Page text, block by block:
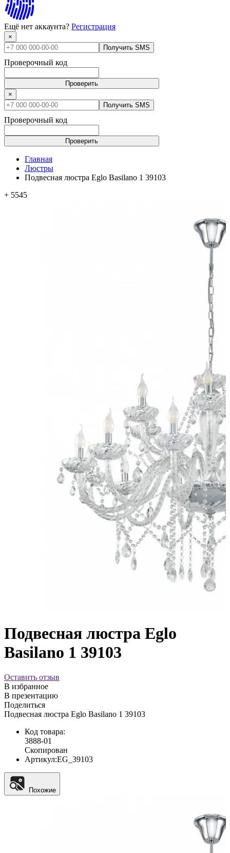
Ещё нет аккаунта? Регистрация
×
Получить SMS
Проверочный код
Проверить
×
Получить SMS
Проверочный код
Проверить
Главная
Люстры
Подвесная люстра Eglo Basilano 1 39103
+ 5545
Подвесная люстра Eglo
Basilano 1 39103
Оставить отзыв
В избранное
В презентацию
Поделиться
Подвесная люстра Eglo Basilano 1 39103
Код товара:
3888-01
Скопирован
Артикул:EG_39103
Похожие